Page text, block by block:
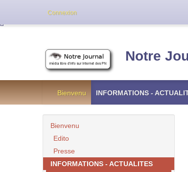
Notre
Bienvenu INFORMATIONS -
Bienvenu
Edito
Presse
INFORMATIONS - ACTUALITES
Connexion
Cette version de NotreJournal